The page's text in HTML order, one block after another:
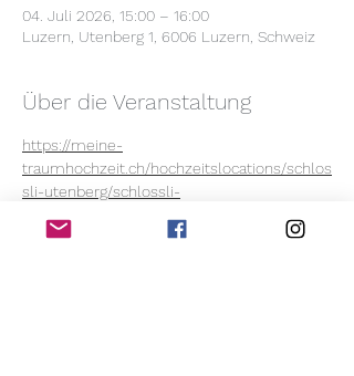
04. Juli 2026, 15:00 – 16:00
Luzern, Utenberg 1, 6006 Luzern, Schweiz
Über die Veranstaltung
https://meine-
traumhochzeit.ch/hochzeitslocations/schlos
sli-utenberg/schlossli-
gad_source=1&gad_campaignid=1960516530